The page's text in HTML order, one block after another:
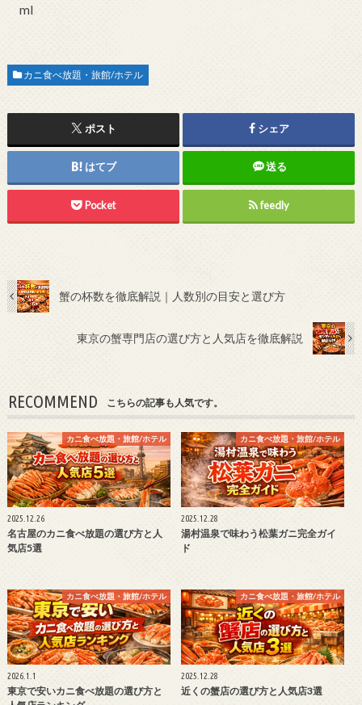
ml
カニ食べ放題・旅館/ホテル
ポスト シェア
はてブ 送る
Pocket feedly
蟹の杯数を徹底解説｜人数別の目安と選び方
東京の蟹専門店の選び方と人気店を徹底解説
RECOMMEND こちらの記事も人気です。
カニ食べ放題・旅館/ホテル
2025.12.26
名古屋のカニ食べ放題の選び方と人
気店5選
カニ食べ放題・旅館/ホテル
2025.12.28
湯村温泉で味わう松葉ガニ完全ガイ
ド
カニ食べ放題・旅館/ホテル
2026.1.1
東京で安いカニ食べ放題の選び方と
カニ食べ放題・旅館/ホテル
2025.12.28
近くの蟹店の選び方と人気店3選